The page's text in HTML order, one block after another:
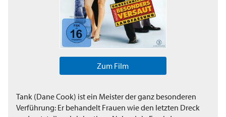
Zum Film
Tank (Dane Cook) ist ein Meister der ganz besonderen
Verführung: Er behandelt Frauen wie den letzten Dreck